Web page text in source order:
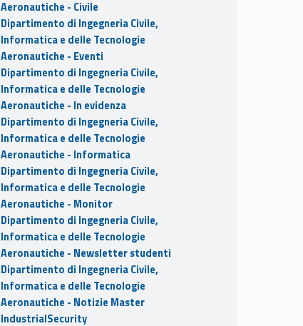
Aeronautiche - Civile
Dipartimento di Ingegneria Civile,
Informatica e delle Tecnologie
Aeronautiche - Eventi
Dipartimento di Ingegneria Civile,
Informatica e delle Tecnologie
Aeronautiche - In evidenza
Dipartimento di Ingegneria Civile,
Informatica e delle Tecnologie
Aeronautiche - Informatica
Dipartimento di Ingegneria Civile,
Informatica e delle Tecnologie
Aeronautiche - Monitor
Dipartimento di Ingegneria Civile,
Informatica e delle Tecnologie
Aeronautiche - Newsletter studenti
Dipartimento di Ingegneria Civile,
Informatica e delle Tecnologie
Aeronautiche - Notizie Master
IndustrialSecurity